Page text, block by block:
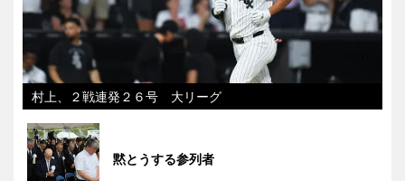
村上、２戦連発２６号 大リーグ
黙とうする参列者